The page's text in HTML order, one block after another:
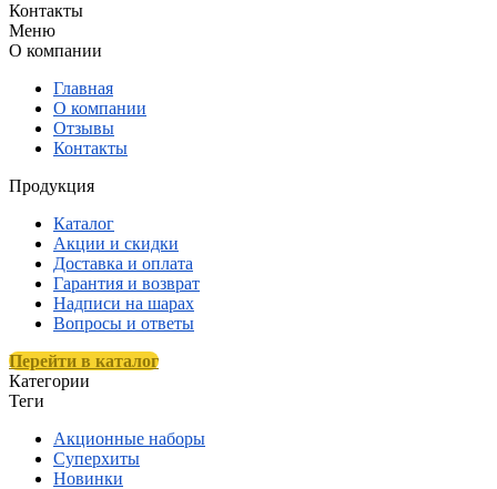
Контакты
Меню
О компании
Главная
О компании
Отзывы
Контакты
Продукция
Каталог
Акции и скидки
Доставка и оплата
Гарантия и возврат
Надписи на шарах
Вопросы и ответы
Перейти в каталог
Категории
Теги
Акционные наборы
Суперхиты
Новинки